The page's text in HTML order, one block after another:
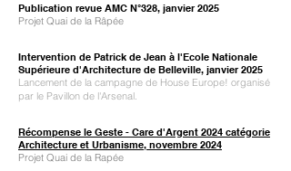
Publication revue AMC N°328, janvier 2025
Projet Quai de la Râpée
Intervention de Patrick de Jean à l'Ecole Nationale
Supérieure d'Architecture de Belleville, janvier 2025
Lancement de la campagne de House Europe! organisé
par le Pavillon de l'Arsenal.
Récompense le Geste - Care d'Argent 2024 catégorie
Architecture et Urbanisme, novembre 2024
Projet Quai de la Rapée